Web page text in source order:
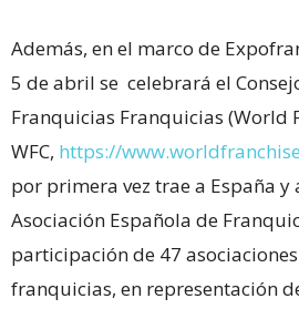
Además, en el marco de
5 de abril se celebrará el
Franquicias Franquicias (World
WFC, https://
por primera vez trae a España
Asociación Española de
participación de 47
franquicias, en representación